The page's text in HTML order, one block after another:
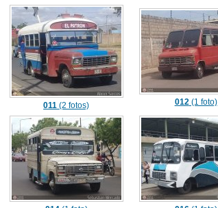
011(2 fotos) 012(1 foto)